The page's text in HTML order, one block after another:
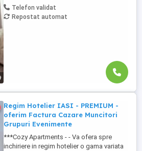
*Zona Palas Mall - Centru Complex Q
Residence; *Zona Palas Mall ...
Telefon validat
Repostat automat
Regim Hotelier IASI - PREMIUM -
oferim Factura Cazare Muncitori
Grupuri Evenimente
***Cozy Apartments - - Va ofera spre
inchiriere in regim hotelier o gama variata